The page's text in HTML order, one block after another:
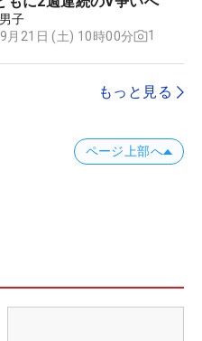
子
月21日 (土) 10時00分
1
もっと見る
ページ上部へ